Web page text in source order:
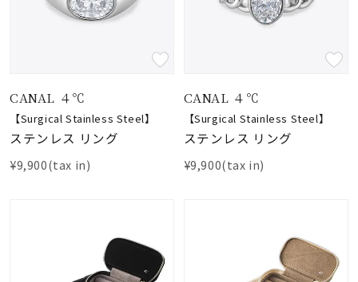
CANAL ４℃
【Surgical Stainless Steel】
ステンレス リング
¥9,900(tax in)
CANAL ４℃
【Surgical Stainless Steel】
ステンレス リング
¥9,900(tax in)